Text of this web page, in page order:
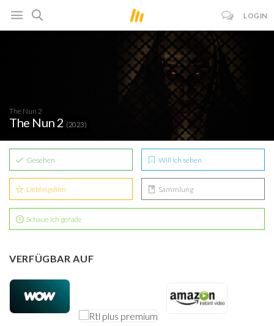
LOGIN
The Nun 2
The Nun 2 (2023)
Gesehen Will ich sehen
Lieblingsfilm Sammlung
Schaue ich gerade
VERFÜGBAR AUF